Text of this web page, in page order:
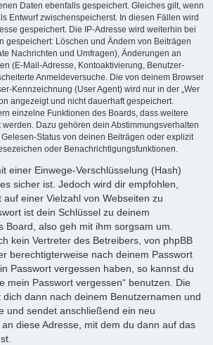
Daten ebenfalls gespeichert. Gleiches gilt, wenn
Entwurf zwischenspeicherst. In diesen Fällen wird
gespeichert. Die IP-Adresse wird weiterhin bei
gespeichert: Löschen und Ändern von Beiträgen
Nachrichten und Umfragen), Änderungen an
(E-Mail-Adresse, Kontoaktivierung, Benutzer-
Anmeldeversuche. Die von deinem Browser
Kennzeichnung (User Agent) wird nur in der „Wer
angezeigt und nicht dauerhaft gespeichert.
einzelne Funktionen des Boards, dass weitere
werden. Dazu gehören dein Abstimmungsverhalten
Status von deinen Beiträgen oder explizit
oder Benachrichtigungsfunktionen.
einer Einwege-Verschlüsselung (Hash)
sicher ist. Jedoch wird dir empfohlen,
auf einer Vielzahl von Webseiten zu
ist dein Schlüssel zu deinem
Board, also geh mit ihm sorgsam um.
kein Vertreter des Betreibers, von phpBB
berechtigterweise nach deinem Passwort
Passwort vergessen haben, so kannst du
mein Passwort vergessen“ benutzen. Die
dich dann nach deinem Benutzernamen und
und sendet anschließend ein neu
diese Adresse, mit dem du dann auf das